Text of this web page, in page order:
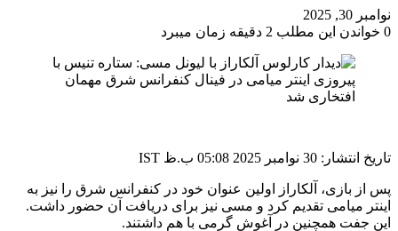
نوامبر 30, 2025
0 خواندن این مطلب 2 دقیقه زمان میبرد
تاریخ انتشار: 30 نوامبر 2025 05:08 ب.ظ IST
پس از بازی، آلکاراز اولین عنوان خود در کنفرانس شرق را نیز به
اینتر میامی تقدیم کرد و مسی نیز برای دریافت آن حضور داشت.
این جفت همچنین در آغوش گرمی با هم داشتند.